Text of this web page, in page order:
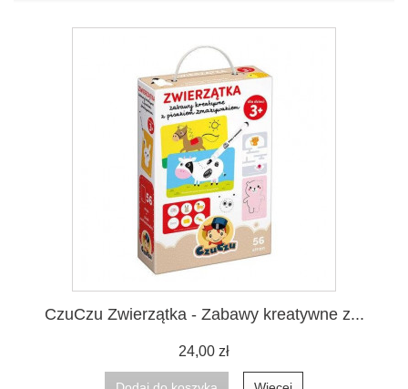
CzuCzu Zwierzątka - Zabawy kreatywne z...
24,00 zł